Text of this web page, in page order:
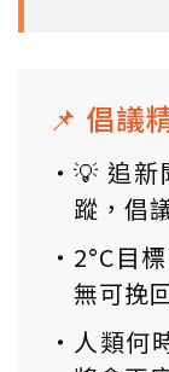
📌 倡議
💡 追新
蹤，倡
2°C目
無可挽
人類何